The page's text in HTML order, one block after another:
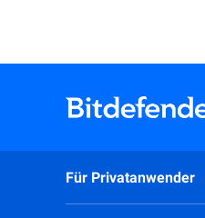
Für Privatanwender